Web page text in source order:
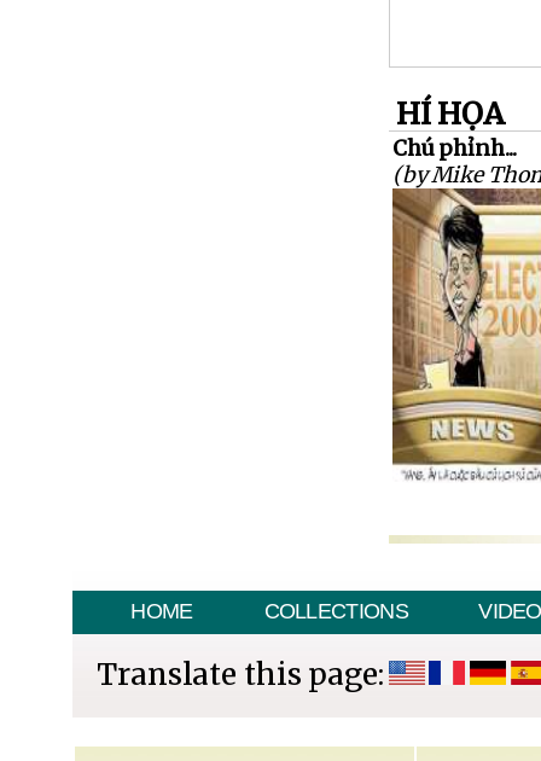
HÍ HỌA
Chú phỉnh...
(by Mike
HOME COLLECTIONS VIDEO
Translate this page: